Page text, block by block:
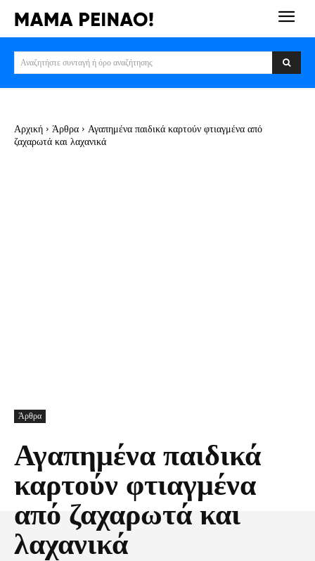
Αναζητήστε συνταγή ή όρο αναζήτησης
Αρχική Άρθρα
Αγαπημένα παιδικά καρτούν φτιαγμένα από
ζαχαρωτά και λαχανικά
Άρθρα
Αγαπημένα παιδικά
καρτούν φτιαγμένα
από ζαχαρωτά και
λαχανικά